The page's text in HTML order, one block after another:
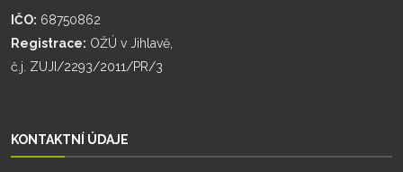
IČO: 68750862
Registrace: OŽÚ v Jihlavě,
č.j. ZUJI/2293/2011/PR/3
KONTAKTNÍ ÚDAJE